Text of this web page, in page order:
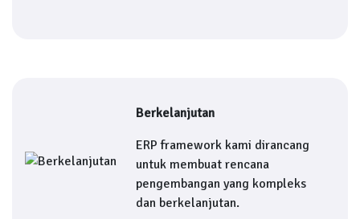
Berkelanjutan
ERP framework kami dirancang
untuk membuat rencana
pengembangan yang kompleks
dan berkelanjutan.